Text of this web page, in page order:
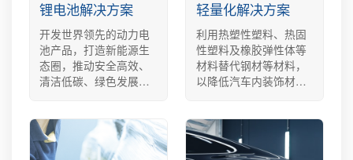
锂电池解决方案
开发世界领先的动力电
池产品，打造新能源生
态圈，推动安全高效、
清洁低碳、绿色发展的
锂电池达到更长寿命，
更优异性能，提供强劲
轻量化解决方案
利用热塑性塑料、热固
性塑料及橡胶弹性体等
材料替代钢材等材料，
以降低汽车内装饰材
源消耗的目的。轻量化
材料包括聚碳酸酯